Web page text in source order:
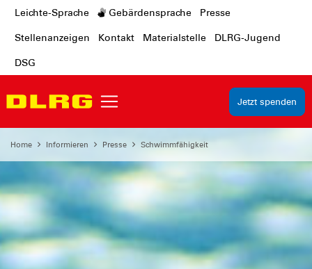
Leichte-Sprache Gebärdensprache Presse
Stellenanzeigen Kontakt Materialstelle DLRG-Jugend
DSG
Jetzt spenden
Home Informieren Presse Schwimmfähigkeit